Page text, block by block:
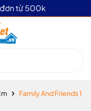
4 tiếng
Family And Friends 1